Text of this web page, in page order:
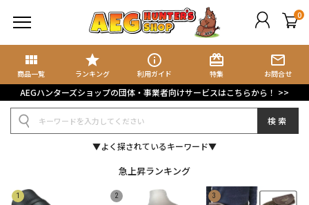
0
view_module
商品一覧
star
ランキング
info_outline
利用ガイド
card_giftcard
特集
mail_outline
お問合せ
AEGハンターズショップの団体・事業者向けサービスはこちらから！ >>
検索
▼よく探されているキーワード▼
品検索 ブログ検索
会員登録
ト
急上昇ランキング